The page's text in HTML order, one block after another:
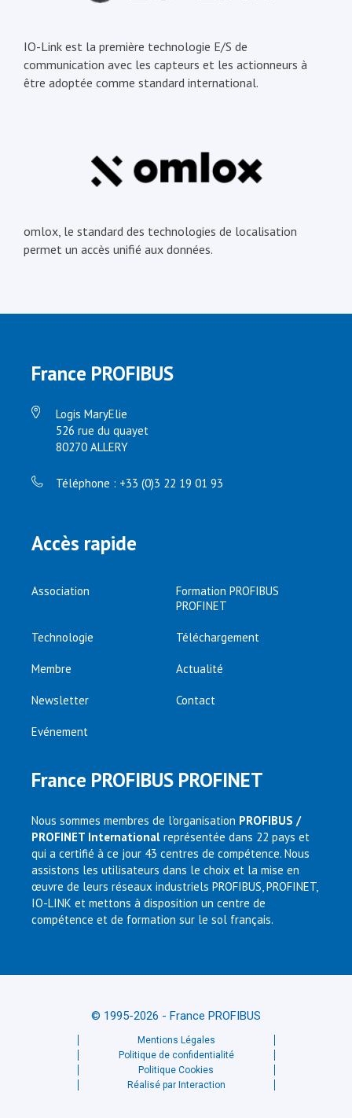
IO-Link est la première technologie E/S de
communication avec les capteurs et les actionneurs à
être adoptée comme standard international.
omlox, le standard des technologies de localisation
permet un accès unifié aux données.
France PROFIBUS
Logis MaryElie
526 rue du quayet
80270 ALLERY
Téléphone : +33 (0)3 22 19 01 93
Accès rapide
Association
Formation PROFIBUS
PROFINET
Technologie Téléchargement
Membre Actualité
Newsletter Contact
Evénement
France PROFIBUS PROFINET
Nous sommes membres de l’organisation PROFIBUS /
PROFINET International représentée dans 22 pays et
qui a certifié à ce jour 43 centres de compétence. Nous
assistons les utilisateurs dans le choix et la mise en
œuvre de leurs réseaux industriels PROFIBUS, PROFINET,
IO-LINK et mettons à disposition un centre de
compétence et de formation sur le sol français.
© 1995-2026 - France PROFIBUS
Mentions Légales
Politique de confidentialité
Politique Cookies
Réalisé par Interaction